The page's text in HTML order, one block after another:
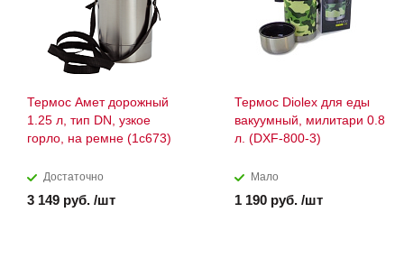
Термос Амет дорожный
1.25 л, тип DN, узкое
горло, на ремне (1с673)
Достаточно
3 149 руб. /шт
Термос Diolex для еды
вакуумный, милитари 0.8
л. (DXF-800-3)
Мало
1 190 руб. /шт